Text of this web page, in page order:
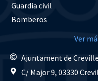
Guardia civil
Bomberos
Ver
Ajuntament de
C/ Major 9, 03330